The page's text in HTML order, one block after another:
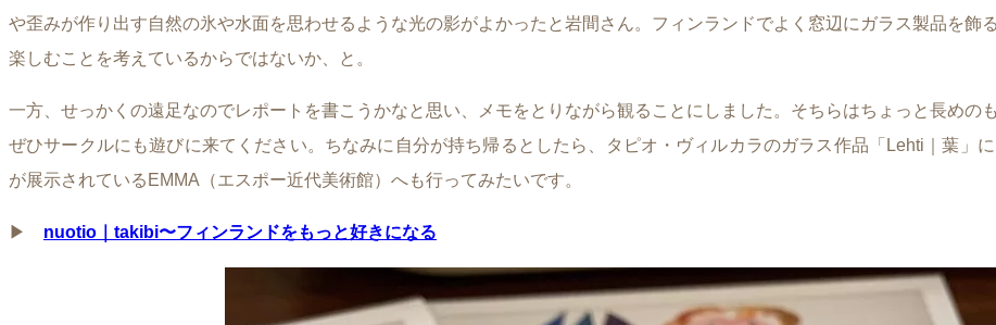
や歪みが作り出す自然の氷や水面を思わせるような光の影がよかったと岩間さん。フィンランドでよく窓辺にガラス製品を飾
楽しむことを考えているからではないか、と。
一方、せっかくの遠足なのでレポートを書こうかなと思い、メモをとりながら観ることにしました。そちらはちょっと長めの
ぜひサークルにも遊びに来てください。ちなみに自分が持ち帰るとしたら、タピオ・ヴィルカラのガラス作品「Lehti｜葉」
が展示されているEMMA（エスポー近代美術館）へも行ってみたいです。
▶︎ nuotio｜takibi〜フィンランドをもっと好きになる